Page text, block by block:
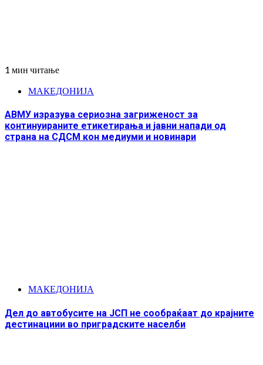
1 мин читање
МАКЕДОНИЈА
АВМУ изразува сериозна загриженост за
континуираните етикетирања и јавни напади од
страна на СДСМ кон медиуми и новинари
МАКЕДОНИЈА
Дел до автобусите на ЈСП не сообраќаат до крајните
дестинациии во приградските населби